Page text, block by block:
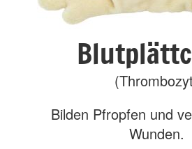
Bilden Pfropfen und
Wunden.